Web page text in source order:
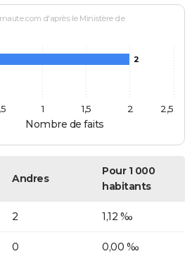
Nombre de faits
d'après le Ministère de
2
1 1,5 2 2,5
Andres
Pour 1 000
habitants
2 1,12 ‰
0 0,00 ‰